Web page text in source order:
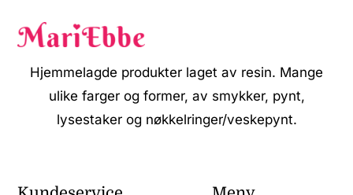
Hjemmelagde produkter laget av resin. Mange
ulike farger og former, av smykker, pynt,
lysestaker og nøkkelringer/veskepynt.